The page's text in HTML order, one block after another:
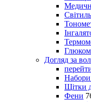
Догляд за
Набори
Щітки
Фени